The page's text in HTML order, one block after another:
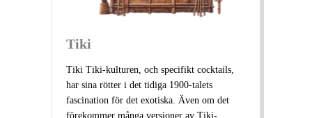
Tiki
Tiki Tiki-kulturen, och specifikt cocktails,
har sina rötter i det tidiga 1900-talets
fascination för det exotiska. Även om det
förekommer många versioner av Tiki-